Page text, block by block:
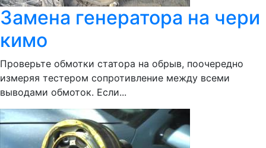
Замена генератора на чери
кимо
Проверьте обмотки статора на обрыв, поочередно
измеряя тестером сопротивление между всеми
выводами обмоток. Если...